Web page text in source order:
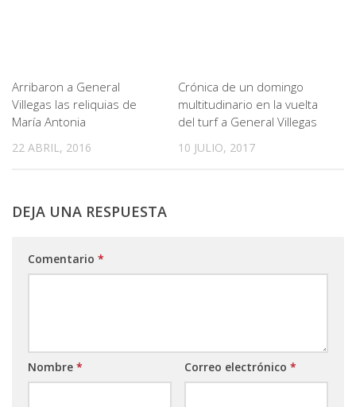
Arribaron a General
Villegas las reliquias de
María Antonia
22 ABRIL, 2016
Crónica de un domingo
multitudinario en la vuelta
del turf a General Villegas
10 JULIO, 2017
DEJA UNA RESPUESTA
Comentario *
Nombre * Correo electrónico *